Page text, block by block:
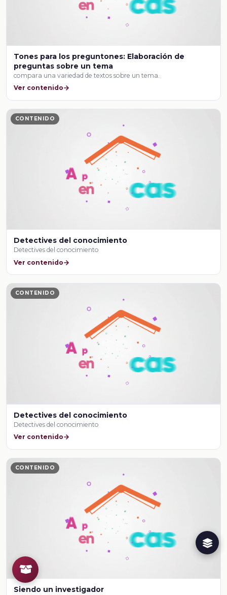
Tones para los preguntones: Elaboración de
preguntas sobre un tema
compara una variedad de textos sobre un tema.
Ver contenido
CONTENIDO
Detectives del conocimiento
Detectives del conocimiento
Ver contenido
CONTENIDO
Detectives del conocimiento
Detectives del conocimiento
Ver contenido
CONTENIDO
Siendo un investigador